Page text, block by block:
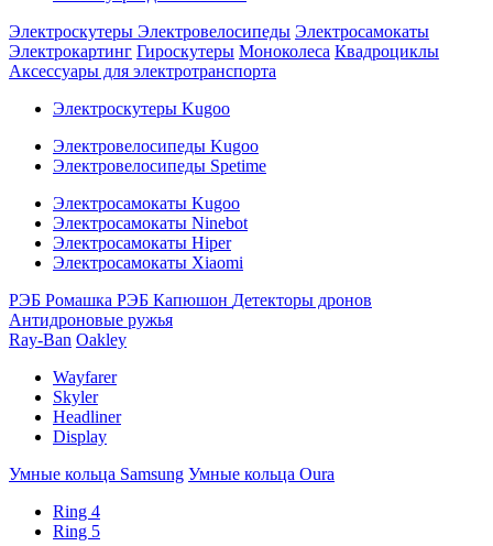
Электроскутеры Электровелосипеды Электросамокаты
Электрокартинг Гироскутеры Моноколеса Квадроциклы
Аксессуары для электротранспорта
Электроскутеры Kugoo
Электровелосипеды Kugoo
Электровелосипеды Spetime
Электросамокаты Kugoo
Электросамокаты Ninebot
Электросамокаты Hiper
Электросамокаты Xiaomi
РЭБ Ромашка РЭБ Капюшон Детекторы дронов
Антидроновые ружья
Ray-Ban Oakley
Wayfarer
Skyler
Headliner
Display
Умные кольца Samsung Умные кольца Oura
Ring 4
Ring 5